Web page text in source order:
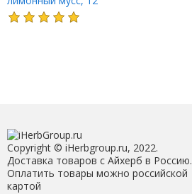
батончиков по 39 г (1,38
унции)
Copyright © iHerbgroup.ru, 2022.
Доставка товаров с Айхерб в Россию.
Оплатить товары можно российской
картой